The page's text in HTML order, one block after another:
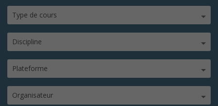
Type de cours
Discipline
Plateforme
Organisateur